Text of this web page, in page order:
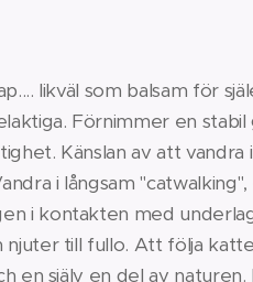
likväl som balsam för
Förnimmer en
Känslan av att
i långsam
i kontakten med
njuter till fullo. Att följa
en själv en del av